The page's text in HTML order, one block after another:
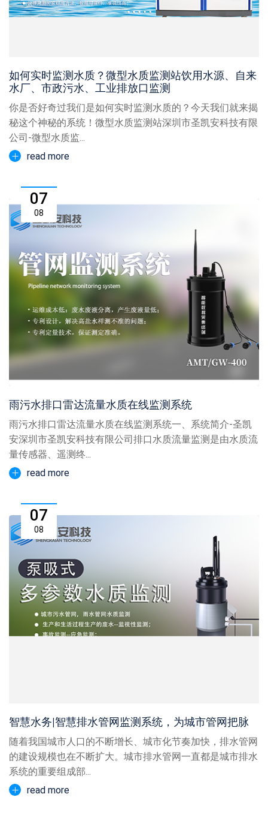
如何实时监测水质？微型水质监测站饮用水源、自来
水厂、市政污水、工业排放口监测
你是否好奇过我们是如何实时监测水质的？今天我们就来揭
秘这个神秘的系统！微型水质监测站深圳市圣凯安科技有限
公司-微型水质监...
read more
07
08
雨污水排口雷达流量水质在线监测系统
雨污水排口雷达流量水质在线监测系统一、系统简介-圣凯
安深圳市圣凯安科技有限公司排口水质流量监测是由水质流
量传感器、遥测终...
read more
07
08
智慧水务|智慧排水管网监测系统，为城市管网把脉
随着我国城市人口的不断增长、城市化节奏加快，排水管网
的建设规模也在不断扩大。城市排水管网一直都是城市排水
系统的重要组成部...
read more